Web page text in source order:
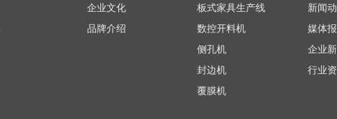
企业文化
品牌介绍
板式家具生产线
数控开料机
侧孔机
封边机
覆膜机
新闻
媒体
企业
行业